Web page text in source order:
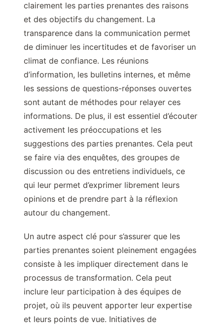
clairement les parties prenantes des raisons
et des objectifs du changement. La
transparence dans la communication permet
de diminuer les incertitudes et de favoriser un
climat de confiance. Les réunions
d’information, les bulletins internes, et même
les sessions de questions-réponses ouvertes
sont autant de méthodes pour relayer ces
informations. De plus, il est essentiel d’écouter
activement les préoccupations et les
suggestions des parties prenantes. Cela peut
se faire via des enquêtes, des groupes de
discussion ou des entretiens individuels, ce
qui leur permet d’exprimer librement leurs
opinions et de prendre part à la réflexion
autour du changement.
Un autre aspect clé pour s’assurer que les
parties prenantes soient pleinement engagées
consiste à les impliquer directement dans le
processus de transformation. Cela peut
inclure leur participation à des équipes de
projet, où ils peuvent apporter leur expertise
et leurs points de vue. Initiatives de